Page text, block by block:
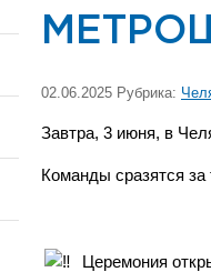
02.06.2025 Рубрика:
Завтра, 3 июня, в
Команды сразятся
Церемония